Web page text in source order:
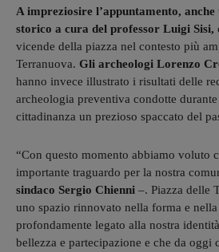
A impreziosire l’appuntamento,
storico a cura del professor Luigi Sisi,
vicende della piazza nel contesto più
Terranuova. Gli archeologi Lorenzo
hanno invece illustrato i risultati delle
archeologia preventiva condotte
cittadinanza un prezioso spaccato del
“Con questo momento abbiamo voluto
importante traguardo per la nostra
sindaco Sergio Chienni –. Piazza delle
uno spazio rinnovato nella forma e
profondamente legato alla nostra
bellezza e partecipazione e che da oggi